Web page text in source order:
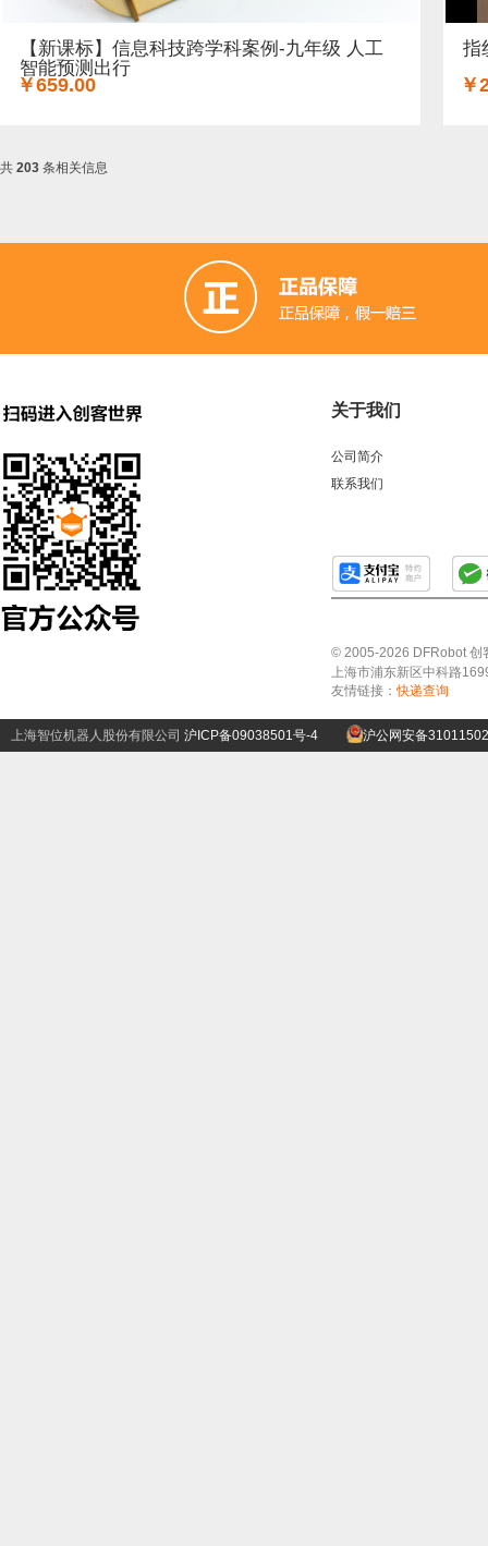
【新课标】信息科技跨学科案例-九年级 人工
智能预测出行
￥659.00
指
￥
共 203 条相关信息
关于我们
公司简介
联系我们
© 2005-2026 DFRobot 创
上海市浦东新区中科路
友情链接：快递查询
上海智位机器人股份有限公司 沪ICP备09038501号-4 沪公网安备